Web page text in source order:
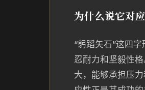
为什么说它对
“躬蹈矢石”这四
忍耐力和坚毅性
大，能够承担压